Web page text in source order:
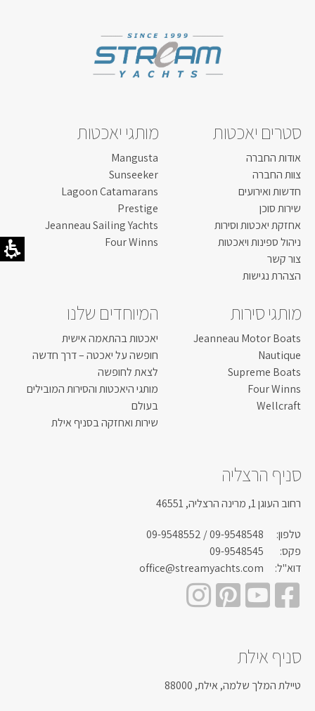
MAX. 200HP
קרא עוד...
סטרים יאכטות
אודות החברה
צוות החברה
חדשות ואירועים
שירות סוכן
אחזקת יאכטות וסירות
ניהול ספינות ויאכטות
צור קשר
הצהרת נגישות
מותגי יאכטות
Mangusta
Sunseeker
Lagoon Catamarans
Prestige
Jeanneau Sailing Yachts
Four Winns
מותגי סירות
Jeanneau Motor Boats
Nautique
Supreme Boats
Four Winns
Wellcraft
המיוחדים שלנו
יאכטות בהתאמה אישית
חופשה על יאכטה – דרך חדשה
לצאת לחופשה
מותגי היאכטות והסירות המובילים
בעולם
שירות ואחזקה בסניף אילת
סניף הרצליה
רחוב העוגן 1, מרינה הרצליה, 46551
טלפון: 09-9548548
/ 09-9548552
פקס:
09-9548545
דוא"ל:
office@streamyachts.com
סניף אילת
טיילת המלך שלמה, אילת, 88000